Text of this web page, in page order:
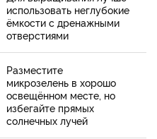
использовать неглубокие
ёмкости с дренажными
отверстиями
Разместите
микрозелень в хорошо
освещённом месте, но
избегайте прямых
солнечных лучей